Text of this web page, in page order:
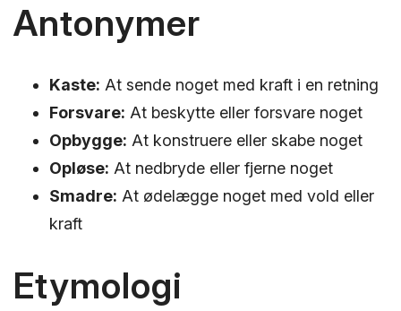
Antonymer
Kaste: At sende noget med kraft i en retning
Forsvare: At beskytte eller forsvare noget
Opbygge: At konstruere eller skabe noget
Opløse: At nedbryde eller fjerne noget
Smadre: At ødelægge noget med vold eller
kraft
Etymologi